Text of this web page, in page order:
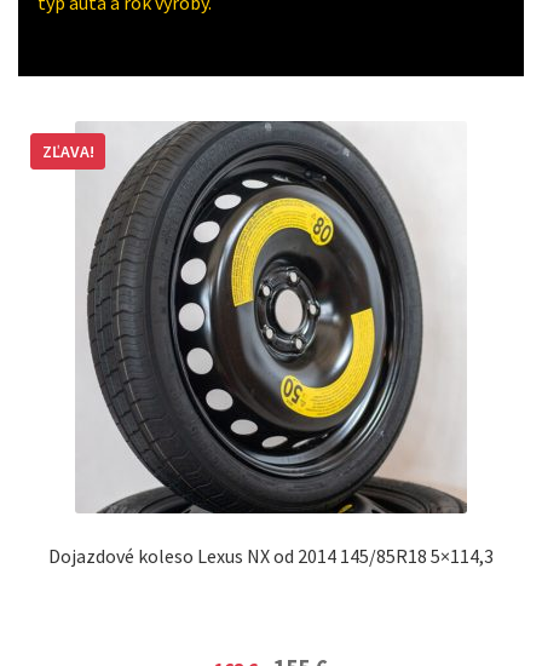
Dojazdové koleso Lexus NX od 2014 145/85R18 5×114,3
ZĽAVA!